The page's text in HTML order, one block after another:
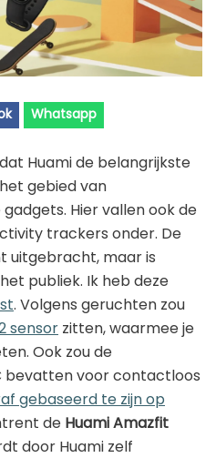
Whatsapp
Huami de belangrijkste
gebied van
Hier vallen ook de
trackers onder. De
uitgebracht, maar is
publiek. Ik heb deze
. Volgens geruchten zou
sensor zitten, waarmee je
Ook zou de
bevatten voor contactloos
gebaseerd te zijn op
de Huami Amazfit
door Huami zelf